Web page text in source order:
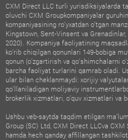
CXM Direct LLC turli yurisdiksiyalarda
oluvchi CXM Groupkompaniyalar
kompaniyasining ro‘yxatdan o‘tgan
Kingstown, Sent-Vinsent va
2020). Kompaniya faoliyatining
ko‘rib chiqilgan qonunlari 149-bobiga
qonun (o‘zgartirish va qo‘shimchalarni
barcha faoliyat turlarini qamrab oladi.
ular bilan cheklanmaydi: xorijiy
qo‘llaniladigan moliyaviy
brokerlik xizmatlari, o‘quv xizmatlari va
Ushbu veb-saytda taqdim etilgan
Group (SC) Ltd, CXM Direct LLCva
hamda hech qanday affillangan